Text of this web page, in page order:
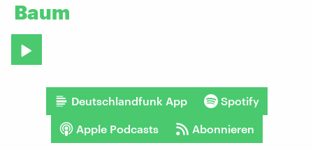
Baum
Deutschlandfunk App Spotify
Apple Podcasts Abonnieren